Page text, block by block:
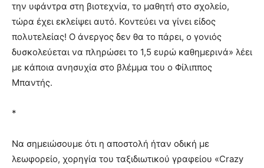
την υφάντρα στη βιοτεχνία, το μαθητή στο σχολείο,
τώρα έχει εκλείψει αυτό. Κοντεύει να γίνει είδος
πολυτελείας! Ο άνεργος δεν θα το πάρει, ο γονιός
δυσκολεύεται να πληρώσει το 1,5 ευρώ καθημερινά» λέει
με κάποια ανησυχία στο βλέμμα του ο Φίλιππος
Μπαντής.
*
Να σημειώσουμε ότι η αποστολή ήταν οδική με
λεωφορείο, χορηγία του ταξιδιωτικού γραφείου «Crazy